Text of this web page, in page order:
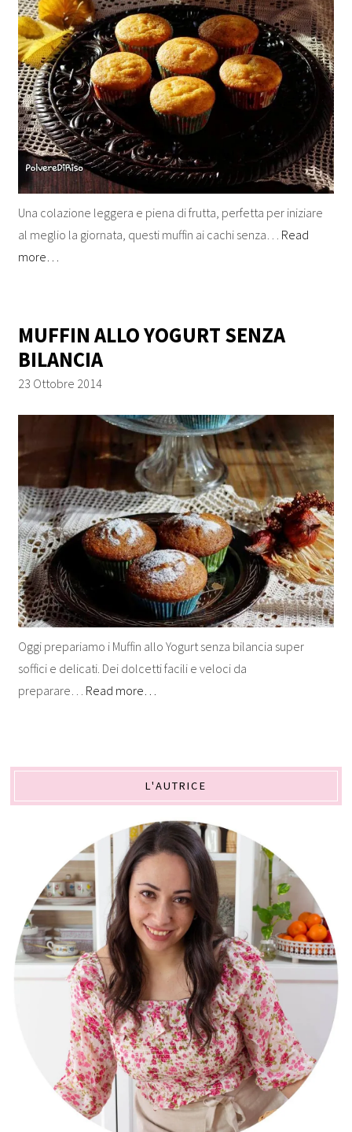
Una colazione leggera e piena di frutta, perfetta per iniziare
al meglio la giornata, questi muffin ai cachi senza… Read
more…
MUFFIN ALLO YOGURT SENZA
BILANCIA
23 Ottobre 2014
Oggi prepariamo i Muffin allo Yogurt senza bilancia super
soffici e delicati. Dei dolcetti facili e veloci da
preparare… Read more…
L'AUTRICE